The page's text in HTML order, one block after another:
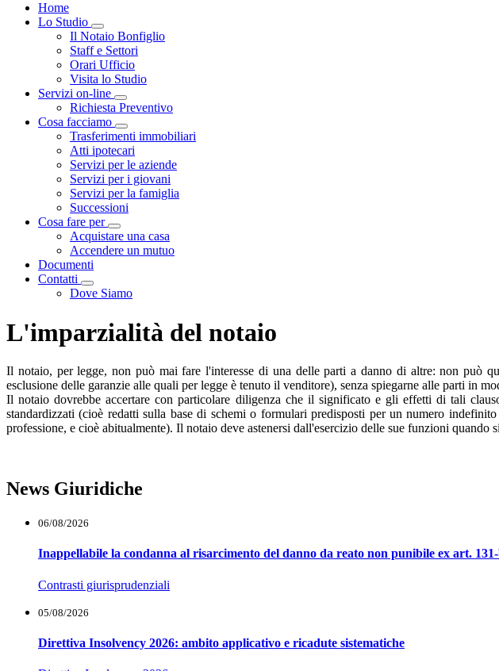
Home
Lo Studio
Visualizza menù di secondo livello
Il Notaio Bonfiglio
Staff e Settori
Orari Ufficio
Visita lo Studio
Servizi on-line
Visualizza menù di secondo livello
Richiesta Preventivo
Cosa facciamo
Visualizza menù di secondo livello
Trasferimenti immobiliari
Atti ipotecari
Servizi per le aziende
Servizi per i giovani
Servizi per la famiglia
Successioni
Cosa fare per
Visualizza menù di secondo livello
Acquistare una casa
Accendere un mutuo
Documenti
Contatti
Visualizza menù di secondo livello
Dove Siamo
L'imparzialità del notaio
Il notaio, per legge, non può mai fare l'interesse di una delle parti a danno di altre: non può
esclusione delle garanzie alle quali per legge è tenuto il venditore), senza spiegarne alle parti in
Il notaio dovrebbe accertare con particolare diligenza che il significato e gli effetti di tali
standardizzati (cioè redatti sulla base di schemi o formulari predisposti per un numero
professione, e cioè abitualmente). Il notaio deve astenersi dall'esercizio delle sue funzioni
News Giuridiche
06/08/2026
Inappellabile la condanna al risarcimento del danno da reato non punibile ex art.
Contrasti giurisprudenziali
05/08/2026
Direttiva Insolvency 2026: ambito applicativo e ricadute sistematiche